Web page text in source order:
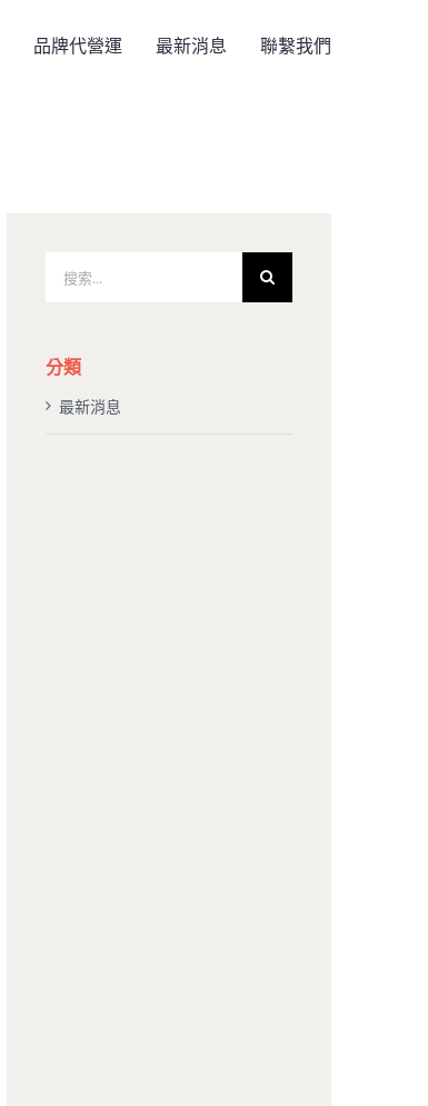
品牌代營運 最新消息 聯繫我們
果：
分類
最新消息